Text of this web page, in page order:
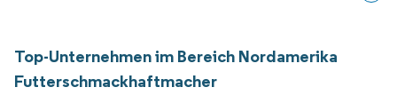
Top-Unternehmen im Bereich Nordamerika
Futterschmackhaftmacher